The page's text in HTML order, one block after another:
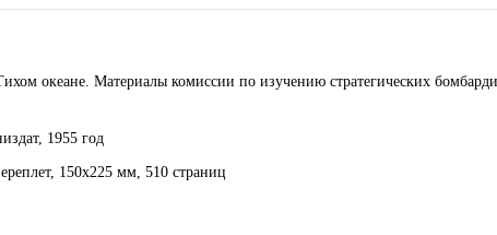
океане. Материалы комиссии по изучению стратегических
1955 год
150х225 мм, 510 страниц